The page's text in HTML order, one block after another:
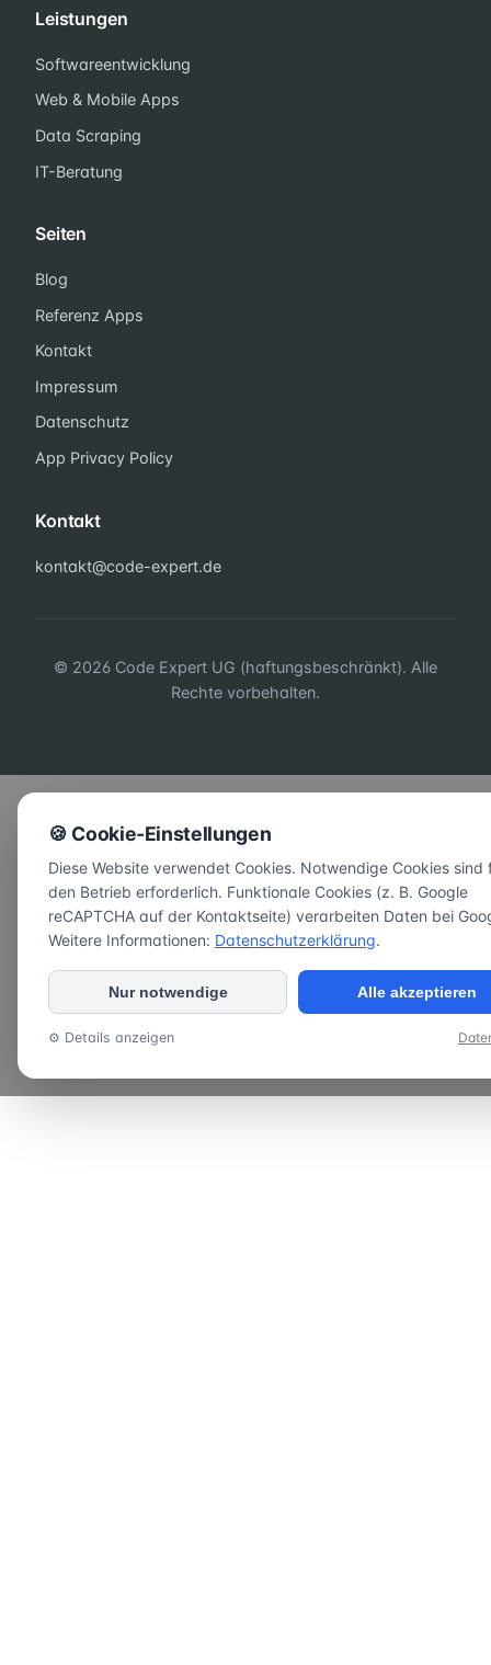
Leistungen
Softwareentwicklung
Web & Mobile Apps
Data Scraping
IT-Beratung
Seiten
Blog
Referenz Apps
Kontakt
Impressum
Datenschutz
App Privacy Policy
Kontakt
kontakt@code-expert.de
© 2026 Code Expert UG (haftungsbeschränkt). Alle
Rechte vorbehalten.
🍪 Cookie-Einstellungen
Diese Website verwendet Cookies. Notwendige Cookies sind
den Betrieb erforderlich. Funktionale Cookies (z. B. Google
reCAPTCHA auf der Kontaktseite) verarbeiten Daten bei
Weitere Informationen: Datenschutzerklärung.
Nur notwendige Alle akzeptieren
⚙ Details anzeigen